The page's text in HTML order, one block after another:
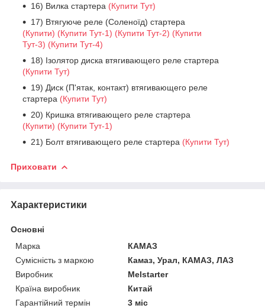
16) Вилка стартера (Купити Тут)
17) Втягуюче реле (Соленоїд) стартера
(Купити) (Купити Тут-1) (Купити Тут-2) (Купити
Тут-3) (Купити Тут-4)
18) Ізолятор диска втягивающего реле стартера
(Купити Тут)
19) Диск (П'ятак, контакт) втягивающего реле
стартера (Купити Тут)
20) Кришка втягивающего реле стартера
(Купити) (Купити Тут-1)
21) Болт втягивающего реле стартера (Купити Тут)
Приховати
Характеристики
Основні
Марка
КАМАЗ
Сумісність з маркою
Камаз, Урал, КАМАЗ, ЛАЗ
Виробник
Melstarter
Країна виробник
Китай
Гарантійний термін
3 міс